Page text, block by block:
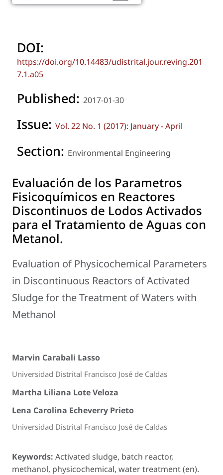
DOI:
https://doi.org/10.14483/udistrital.jour.reving.201
7.1.a05
Published: 2017-01-30
Issue: Vol. 22 No. 1 (2017): January - April
Section: Environmental Engineering
Evaluación de los Parametros
Fisicoquímicos en Reactores
Discontinuos de Lodos Activados
para el Tratamiento de Aguas con
Metanol.
Evaluation of Physicochemical Parameters
in Discontinuous Reactors of Activated
Sludge for the Treatment of Waters with
Methanol
Marvin Carabali Lasso
Universidad Distrital Francisco José de Caldas
Martha Liliana Lote Veloza
Lena Carolina Echeverry Prieto
Universidad Distrital Francisco José de Caldas
Keywords: Activated sludge, batch reactor,
methanol, physicochemical, water treatment (en).